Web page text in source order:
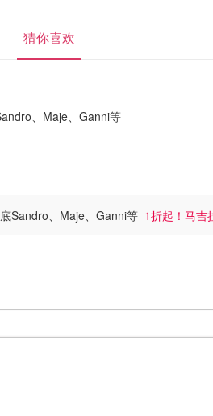
猜你喜欢
、Maje、Ganni等
Sandro、Maje、Ganni等 1折起！马吉